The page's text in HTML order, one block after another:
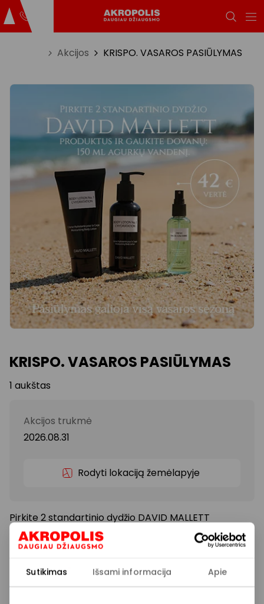
Sutikimas Išsami informacija Apie
Akcijos KRISPO. VASAROS PASIŪLYMAS
KRISPO. VASAROS PASIŪLYMAS
1 aukštas
Akcijos trukmė
2026.08.31
Rodyti lokaciją žemėlapyje
Pirkite 2 standartinio dydžio DAVID MALLETT
produktus ir gaukite dovanų : 150ml. agurkų vandenį.